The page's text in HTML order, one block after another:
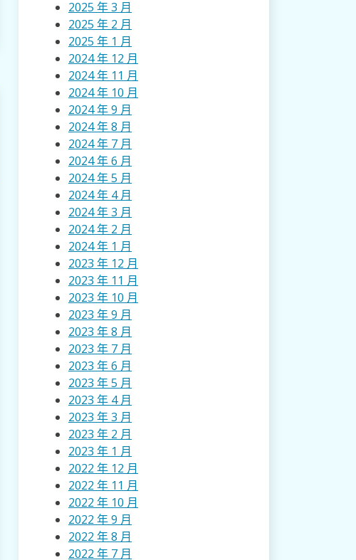
2025 年 3 月
2025 年 2 月
2025 年 1 月
2024 年 12 月
2024 年 11 月
2024 年 10 月
2024 年 9 月
2024 年 8 月
2024 年 7 月
2024 年 6 月
2024 年 5 月
2024 年 4 月
2024 年 3 月
2024 年 2 月
2024 年 1 月
2023 年 12 月
2023 年 11 月
2023 年 10 月
2023 年 9 月
2023 年 8 月
2023 年 7 月
2023 年 6 月
2023 年 5 月
2023 年 4 月
2023 年 3 月
2023 年 2 月
2023 年 1 月
2022 年 12 月
2022 年 11 月
2022 年 10 月
2022 年 9 月
2022 年 8 月
2022 年 7 月